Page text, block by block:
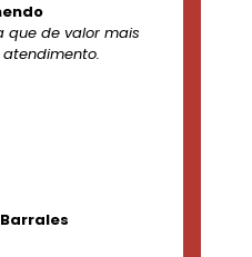
que de valor mais